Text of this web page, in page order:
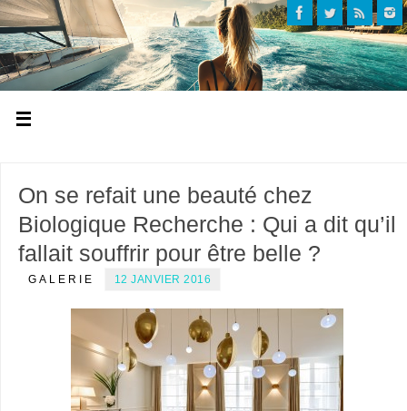
On se refait une beauté chez
Biologique Recherche : Qui a dit qu’il
fallait souffrir pour être belle ?
GALERIE 12 JANVIER 2016